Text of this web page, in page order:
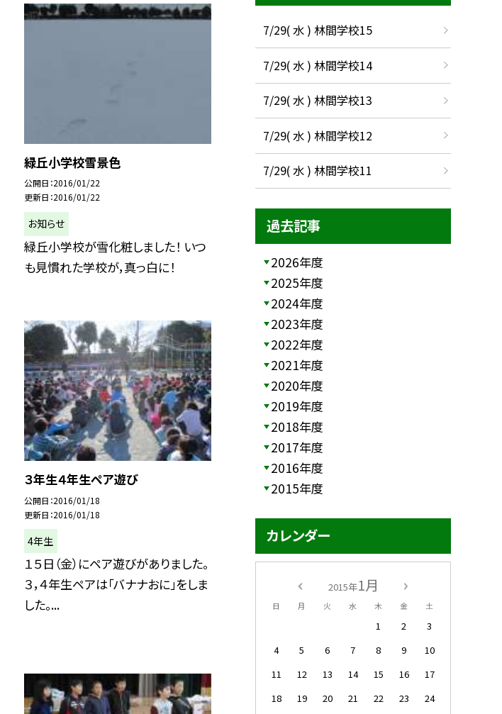
緑丘小学校雪景色
公開日 2016/01/22
更新日 2016/01/22
お知らせ
緑丘小学校が雪化粧しました！ いつ
も見慣れた学校が，真っ白に！
３年生４年生ペア遊び
公開日 2016/01/18
更新日 2016/01/18
4年生
１５日（金）にペア遊びがありました。
３，４年生ペアは「バナナおに」をしま
した。...
7/29( 水 ) 林間学校15
7/29( 水 ) 林間学校14
7/29( 水 ) 林間学校13
7/29( 水 ) 林間学校12
7/29( 水 ) 林間学校11
過去記事
2026年度
2025年度
2024年度
2023年度
2022年度
2021年度
2020年度
2019年度
2018年度
2017年度
2016年度
2015年度
カレンダー
2015年1月
日 月 火 水 木 金 土
1 2
3
4
5 6 7 8 9
10
11
12 13 14 15 16
17
18
19 20 21 22 23
24